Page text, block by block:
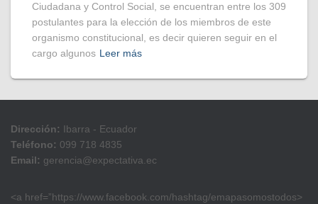
Ciudadana y Control Social, se encuentran entre los 309
postulantes para la elección de los miembros de este
organismo constitucional, es decir quieren seguir en el
cargo algunos Leer más
Dirección: Ibarra - Ecuador
Teléfono: 099 718 4835
Email: gerencia@expectativa.ec
<a href=”https://www.facebook.com/hashtag/emapasomostodos>